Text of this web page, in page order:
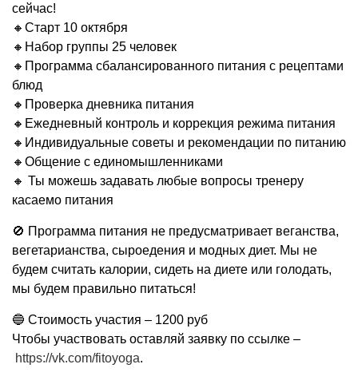
сейчас!
🔸Старт 10 октября
🔸Набор группы 25 человек
🔸Программа сбалансированного питания с рецептами
блюд
🔸Проверка дневника питания
🔸Ежедневный контроль и коррекция режима питания
🔸Индивидуальные советы и рекомендации по питанию
🔸Общение с единомышленниками
🔸 Ты можешь задавать любые вопросы тренеру
касаемо питания
🚫 Программа питания не предусматривает веганства,
вегетарианства, сыроедения и модных диет. Мы не
будем считать калории, сидеть на диете или голодать,
мы будем правильно питаться!
🔵 Стоимость участия – 1200 руб
Чтобы участвовать оставляй заявку по ссылке –
https://vk.com/fitoyoga.